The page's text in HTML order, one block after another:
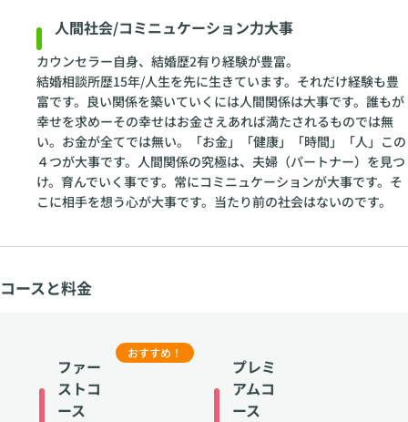
人間社会/コミニュケーション力大事
カウンセラー自身、結婚歴2有り経験が豊富。
結婚相談所歴15年/人生を先に生きています。それだけ経験も豊
富です。良い関係を築いていくには人間関係は大事です。誰もが
幸せを求めーその幸せはお金さえあれば満たされるものでは無
い。お金が全てでは無い。「お金」「健康」「時間」「人」この
４つが大事です。人間関係の究極は、夫婦（パートナー）を見つ
け。育んでいく事です。常にコミニュケーションが大事です。そ
こに相手を想う心が大事です。当たり前の社会はないのです。
コースと料金
ファー
ストコ
ース
おすすめ！
プレミ
アムコ
ース